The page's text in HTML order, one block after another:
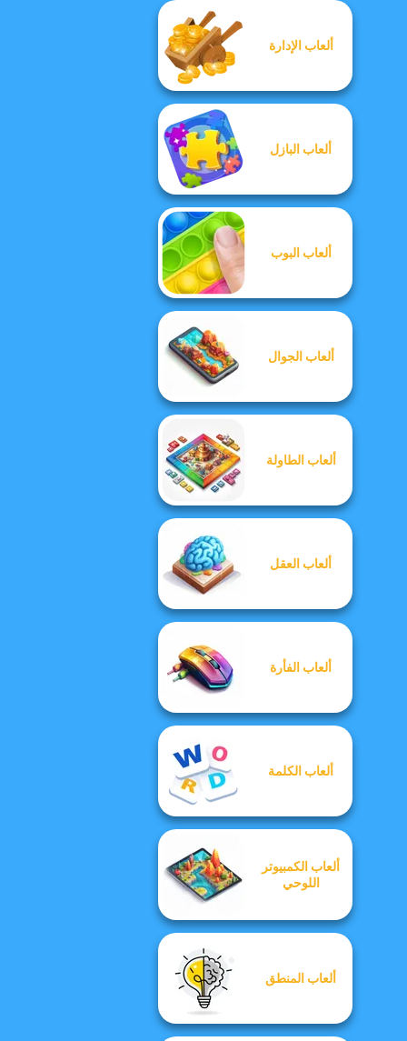
ألعاب الإدارة
ألعاب البازل
ألعاب البوب
ألعاب الجوال
ألعاب الطاولة
ألعاب العقل
ألعاب الفأرة
ألعاب الكلمة
ألعاب الكمبيوتر
اللوحي
ألعاب المنطق